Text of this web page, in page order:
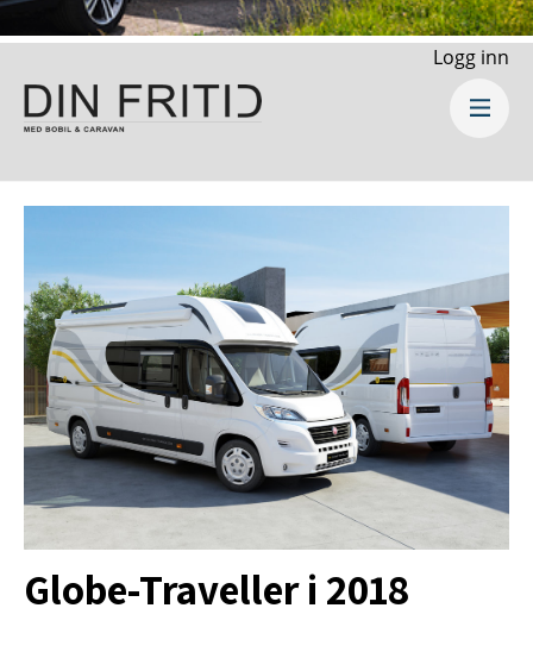
Logg inn
Globe-Traveller i 2018